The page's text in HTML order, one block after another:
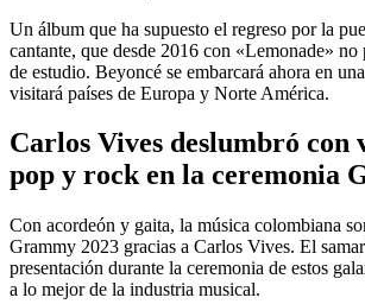
Un álbum que ha supuesto el regreso por la
cantante, que desde 2016 con «Lemonade» no
de estudio. Beyoncé se embarcará ahora en
visitará países de Europa y Norte América.
Carlos Vives deslumbró con
pop y rock en la ceremonia
Con acordeón y gaita, la música colombiana
Grammy 2023 gracias a Carlos Vives. El
presentación durante la ceremonia de estos
a lo mejor de la industria musical.